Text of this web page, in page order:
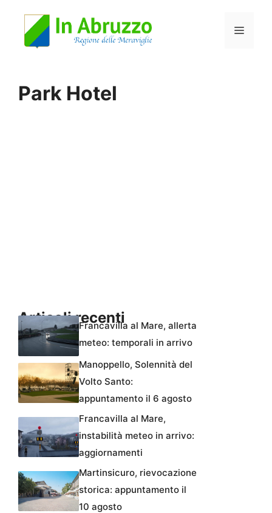
Menu
Park Hotel
Articoli recentiFrancavilla al Mare, allerta
meteo: temporali in arrivo
Manoppello, Solennità del
Volto Santo:
appuntamento il 6 agosto
Francavilla al Mare,
instabilità meteo in arrivo:
aggiornamenti
Martinsicuro, rievocazione
storica: appuntamento il
10 agosto